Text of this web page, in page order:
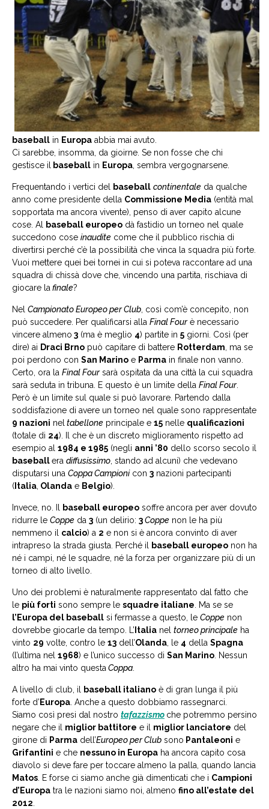
baseball in Europa abbia mai avuto.
Ci sarebbe, insomma, da gioirne. Se non fosse che chi
gestisce il
baseball in Europa , sembra vergognarsene.
Frequentando i vertici del baseball continentale da qualche
anno come presidente della Commissione Media (entità mal
sopportata ma ancora vivente), penso di aver capito alcune
cose. Al
baseball europeo dà fastidio un torneo nel quale
succedono cose inaudite come che il pubblico rischia di
divertirsi perché c’è la possibilità che vinca la squadra più forte.
Vuoi mettere quei bei tornei in cui si poteva raccontare ad una
squadra di chissà dove che, vincendo una partita, rischiava di
giocare la finale?
Nel Campionato Europeo per Club , così com’è concepito, non
può succedere. Per qualificarsi alla Final Fourè necessario
vincere almeno 3 (ma è meglio 4) partite in 5 giorni. Così (per
dire) ai Draci Brno può capitare di battere Rotterdam , ma se
poi perdono con San Marino e Parma in finale non vanno.
Certo, ora la Final Foursarà ospitata da una città la cui squadra
sarà seduta in tribuna. E questo è un limite della Final Four.
Però è un limite sul quale si può lavorare. Partendo dalla
soddisfazione di avere un torneo nel quale sono rappresentate
9 nazioni nel tabellone principale e 15 nelle qualificazioni
(totale di 24). Il che è un discreto miglioramento rispetto ad
esempio al 1984 e 1985 (negli anni ’80 dello scorso secolo il
baseballera diffusissimo , stando ad alcuni) che vedevano
disputarsi una Coppa Campionicon 3 nazioni partecipanti
( Italia Olanda e Belgio).
Invece, no. Il baseball europeo soffre ancora per aver dovuto
ridurre le Coppe da 3 (un delirio: 3Coppe non le ha più
nemmeno il calcio) a 2 e non si è ancora convinto di aver
intrapreso la strada giusta. Perché il
baseball europeo non ha
né i campi, né le squadre, né la forza per organizzare più di un
torneo di alto livello.
Uno dei problemi è naturalmente rappresentato dal fatto che
le più forti sono sempre le squadre italiane . Ma se se
l’Europa del baseball si fermasse a questo, le Coppe non
dovrebbe giocarle da tempo. L’ Italia nel torneo principale ha
vinto 29 volte, contro le 13 dell’Olanda , le 4 della Spagna
(l’ultima nel 1968) e l’unico successo di San Marino . Nessun
altro ha mai vinto questa Coppa
A livello di club, il baseball italiano è di gran lunga il più
forte d’ Europa . Anche a questo dobbiamo rassegnarci.
Siamo così presi dal nostro tafazzismo che potremmo persino
negare che il miglior battitore e il miglior lanciatore del
girone di Parma dell’Europeo per Club sono Pantaleoni e
Grifantini e che nessuno in Europa ha ancora capito cosa
diavolo si deve fare per toccare almeno la palla, quando lancia
Matos . E forse ci siamo anche già dimenticati che i Campioni
d’Europa tra le nazioni siamo noi, almeno fino all’estate del
2012